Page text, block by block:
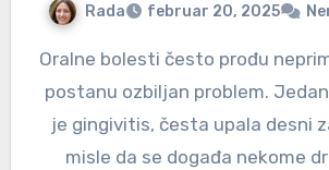
Rada februar 20, 2025
Oralne bolesti često prođu neprimećeno dok ne
postanu ozbiljan problem.
je gingivitis, česta upala desni
misle da se događa nekome